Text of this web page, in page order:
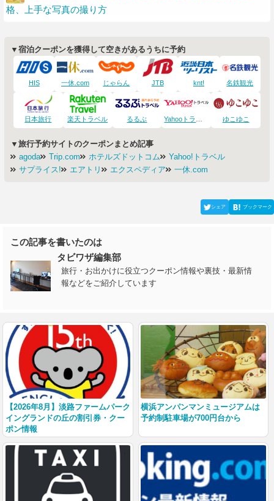
格、上手な写真の撮り方
▼宿泊クーポンを獲得して空きがあるうちに予約
HIS 一休.com じゃらん JTB knt! 名鉄観光
日本旅行 楽天トラベル るるぶ ゆこゆこ
▼旅行予約サイトのクーポンまとめ記事
agoda
Trip.com ホテルズドットコム
Yahoo!トラベル
サプライス!
エアトリ エクスペディア 一休.com
シェア ブックマーク
この記事を書いたのは
タビワザ編集部
旅行・お出かけに役立つクーポン情報や裏技・最新情
報などをご紹介しています
【2026年8月】淡路ファームパーク
イングランドの丘の割引券・クー
ポン情報
横浜アンパンマンミュージアムは
予約制駐車場が700円台から